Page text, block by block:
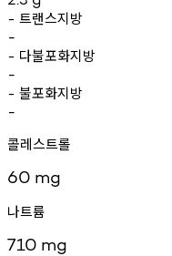
- 트랜스지방
-
- 다불포화지방
-
- 불포화지방
-
콜레스트롤
60 mg
나트륨
710 mg